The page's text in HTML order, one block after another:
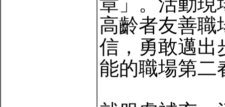
高齡者友善職
信，勇敢邁出
能的職場第二